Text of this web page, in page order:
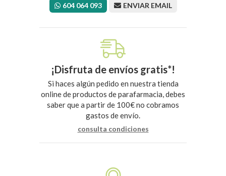
604 064 093 ENVIAR EMAIL
¡Disfruta de envíos gratis*!
Si haces algún pedido en nuestra tienda
online de productos de parafarmacia, debes
saber que a partir de 100€ no cobramos
gastos de envío.
consulta condiciones